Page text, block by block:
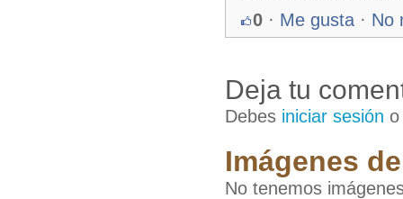
0 · Me gusta · No
Deja tu
Debes iniciar sesión
Imágenes
No tenemos